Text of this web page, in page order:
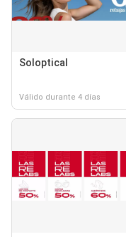
Soloptical
Válido durante 4 días